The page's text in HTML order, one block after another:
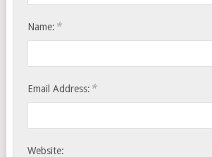
Name: *
Email Address: *
Website: